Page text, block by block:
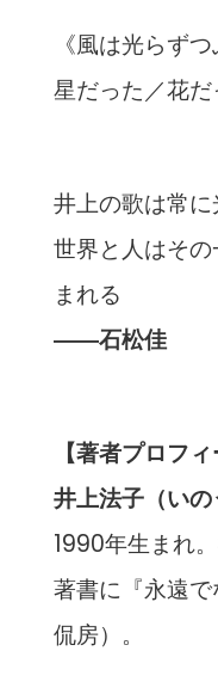
《風は光らず
星だった／花だ
井上の歌は常
世界と人はそ
まれる
――石松佳
【著者プロフィ
井上法子（いの
1990年生まれ
著書に『永遠
侃房）。